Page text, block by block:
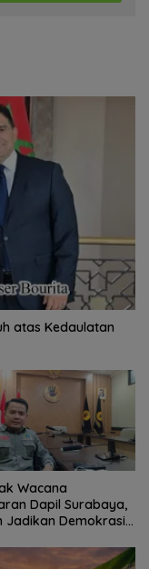
atas Kedaulatan
Wacana
Dapil Surabaya,
Jadikan Demokrasi